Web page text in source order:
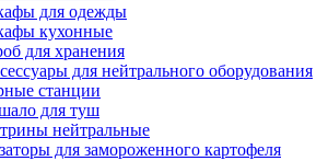
для одежды
кухонные
для хранения
для нейтрального оборудования
станции
для туш
нейтральные
для замороженного картофеля